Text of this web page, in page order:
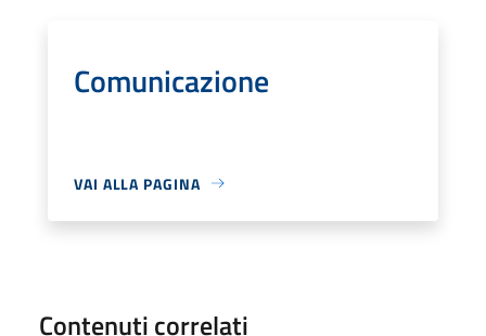
Comunicazione
VAI ALLA PAGINA
Contenuti correlati